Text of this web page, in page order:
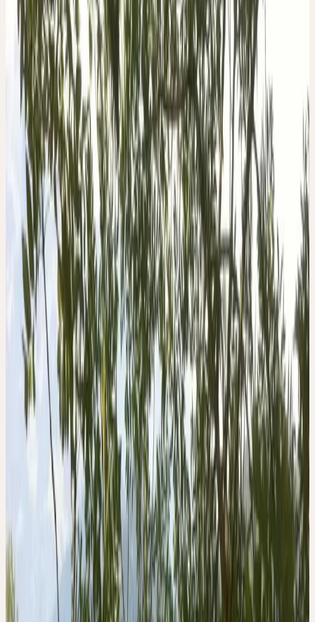
Tiefwurzler. Ihr Holz vereint Elastizität, Biegsamkeit, Festigkeit,
Splitterfreiheit und Dauerhaftigkeit.
Die grünlich-graue Rinde ist anfangs glatt, später hellbeige und
längsrissig. An ihren Zweigen zeigt die Esche die typischen
schwarzbraunen Winterknospen. Aus diesen entfalten sich im
Frühjahr zunächst die Blüten, in warmen Jahren bereits im März.
Erst ab April bis in den Mai entfalten sich die gegenständigen, 20
bis 35 cm langen, unpaarig gefiederten Blätter mit bis zu 15
lanzettlichen, scharf gesägten Fiederblättchen. Die reifen Früchte
werden mit dem Wind verbreitet. Junge Eschen sind
schattentolerant, ältere reagieren empfindlich auf Beschattung. Das
durch einen Pilz ausgelöste Eschensterben stellt heute eine grosse
Bedrohung dar.
WESEN DER PFLANZE
Spannkraft, Ausdauer, Duldsamkeit, Tragfähigkeit,
Zielgerichtetheit
Der Menschentyp, den die Esche repräsentiert, ist mit einem zähen
Durchhaltevermögen ausgerüstet. Hat er ein Ziel vor Augen, kann
er eine fast grenzenlose Ausdauer und Geduld einsetzen, um
dieses zu erreichen. Auch von Rückschlägen und Misserfolgen
lässt er sich nicht beirren; misslingt ihm etwas, sieht er darin den
Auftrag zu einer Optimierung, zu einem Neubeginn und nimmt
seine Arbeit mit grossem Elan sofort wieder auf.
Dazu kann er sich abschotten und isolieren, bis das Ziel erreicht
ist. Dies wird durch die schwarzen Knospen der Esche dargestellt.
Mit ihrer dunklen Hülle schirmt sie das Innere vom Licht ab, um
es zu bewahren, bis der Moment kommt, es ans Licht zu bringen.